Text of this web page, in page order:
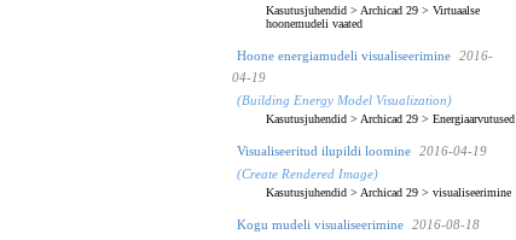
Kasutusjuhendid > Archicad 29 > Virtuaalse
hoonemudeli vaated
Hoone energiamudeli visualiseerimine
2016-
04-19
(Building Energy Model Visualization)
Kasutusjuhendid > Archicad 29 > Energiaarvutused
Visualiseeritud ilupildi loomine
2016-04-19
(Create Rendered Image)
Kasutusjuhendid > Archicad 29 > visualiseerimine
Kogu mudeli visualiseerimine
2016-08-18